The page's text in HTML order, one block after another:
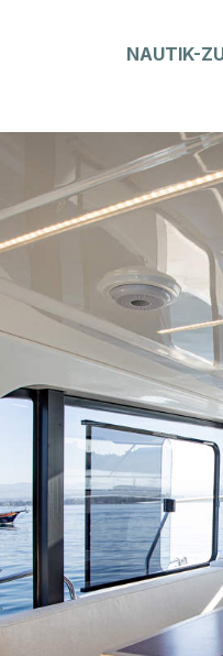
NAUTIK-
CH-8590
T+41 71 461
Montag bis
07.30 - 12:00
13:15 - 17:30
März bis
für Sie da:
08:00 - 12:00
Verkauf &
Ersatzteillager